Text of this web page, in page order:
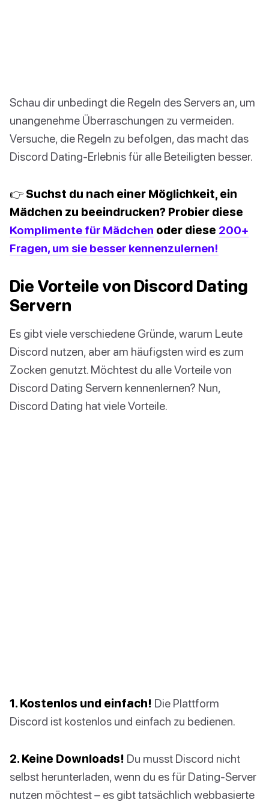
Schau dir unbedingt die Regeln des Servers an, um
unangenehme Überraschungen zu vermeiden.
Versuche, die Regeln zu befolgen, das macht das
Discord Dating-Erlebnis für alle Beteiligten besser.
👉 Suchst du nach einer Möglichkeit, ein
Mädchen zu beeindrucken? Probier diese
Komplimente für Mädchen oder diese 200+
Fragen, um sie besser kennenzulernen!
Die Vorteile von Discord Dating
Servern
Es gibt viele verschiedene Gründe, warum Leute
Discord nutzen, aber am häufigsten wird es zum
Zocken genutzt. Möchtest du alle Vorteile von
Discord Dating Servern kennenlernen? Nun,
Discord Dating hat viele Vorteile.
1. Kostenlos und einfach! Die Plattform
Discord ist kostenlos und einfach zu bedienen.
2. Keine Downloads! Du musst Discord nicht
selbst herunterladen, wenn du es für Dating-Server
nutzen möchtest – es gibt tatsächlich webbasierte